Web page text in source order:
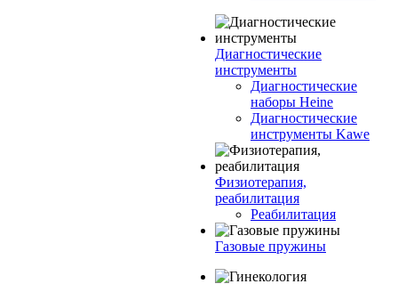
Диагностические
инструменты
Диагностические
наборы Heine
Диагностические
инструменты Kawe
Физиотерапия,
реабилитация
Реабилитация
Газовые пружины